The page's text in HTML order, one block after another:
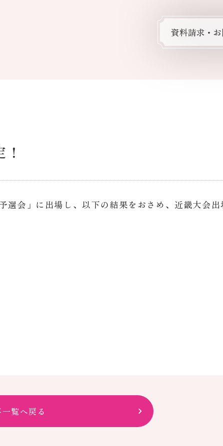
資料請求・
選会」に出場し、以下の結果をおさめ、近畿大会出
覧へ戻る